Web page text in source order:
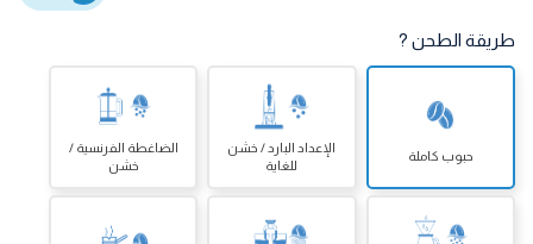
طريقة الطحن ?
حبوب كاملة
الإعداد البارد / خشن
للغاية
الضاغطة الفرنسية /
خشن